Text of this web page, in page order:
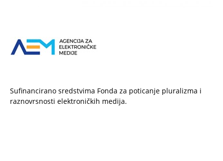
Sufinancirano sredstvima Fonda za poticanje pluralizma i
raznovrsnosti elektroničkih medija.